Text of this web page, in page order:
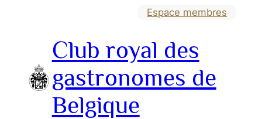
Espace membres
Club royal des
gastronomes de
Belgique